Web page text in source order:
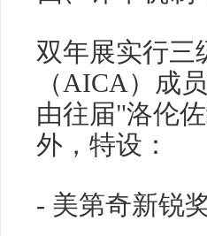
双年展实行三
（AICA）成
由往届"洛伦
外，特设：
- 美第奇新锐